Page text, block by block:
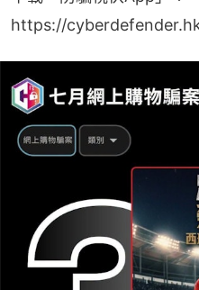
https://